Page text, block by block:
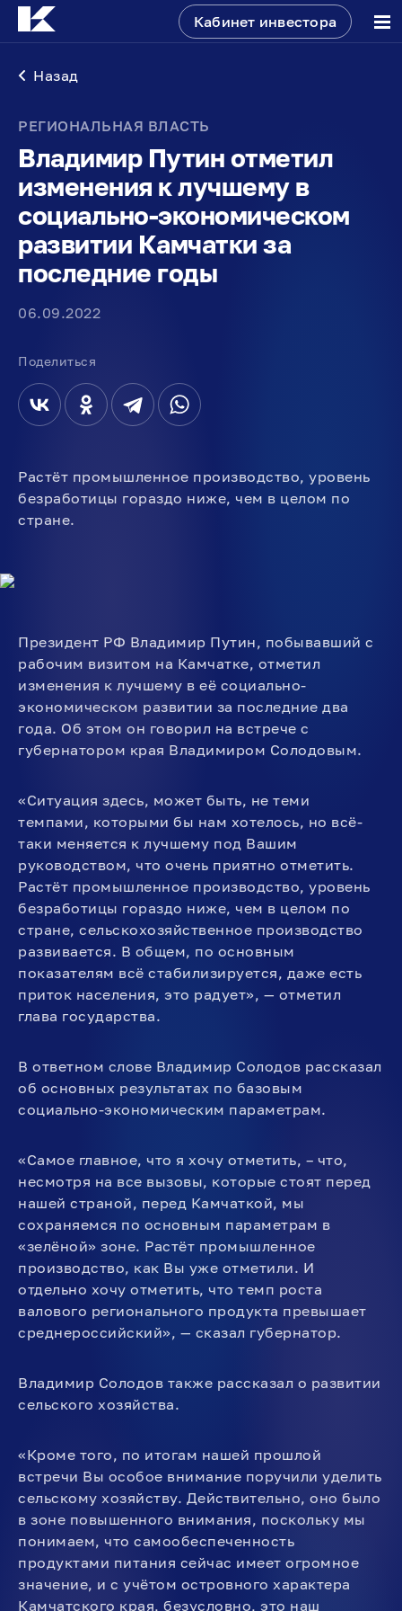
Кабинет инвестора
Назад
РЕГИОНАЛЬНАЯ ВЛАСТЬ
Владимир Путин отметил
изменения к лучшему в
социально-экономическом
развитии Камчатки за
последние годы
06.09.2022
Поделиться
Растёт промышленное производство, уровень
безработицы гораздо ниже, чем в целом по
стране.
Президент РФ Владимир Путин, побывавший с
рабочим визитом на Камчатке, отметил
изменения к лучшему в её социально-
экономическом развитии за последние два
года. Об этом он говорил на встрече с
губернатором края Владимиром Солодовым.
«Ситуация здесь, может быть, не теми
темпами, которыми бы нам хотелось, но всё-
таки меняется к лучшему под Вашим
руководством, что очень приятно отметить.
Растёт промышленное производство, уровень
безработицы гораздо ниже, чем в целом по
стране, сельскохозяйственное производство
развивается. В общем, по основным
показателям всё стабилизируется, даже есть
приток населения, это радует», — отметил
глава государства.
В ответном слове Владимир Солодов рассказал
об основных результатах по базовым
социально-экономическим параметрам.
«Самое главное, что я хочу отметить, – что,
несмотря на все вызовы, которые стоят перед
нашей страной, перед Камчаткой, мы
сохраняемся по основным параметрам в
«зелёной» зоне. Растёт промышленное
производство, как Вы уже отметили. И
отдельно хочу отметить, что темп роста
валового регионального продукта превышает
среднероссийский», — сказал губернатор.
Владимир Солодов также рассказал о развитии
сельского хозяйства.
«Кроме того, по итогам нашей прошлой
встречи Вы особое внимание поручили уделить
сельскому хозяйству. Действительно, оно было
в зоне повышенного внимания, поскольку мы
понимаем, что самообеспеченность
продуктами питания сейчас имеет огромное
значение, и с учётом островного характера
Камчатского края, безусловно, это наш